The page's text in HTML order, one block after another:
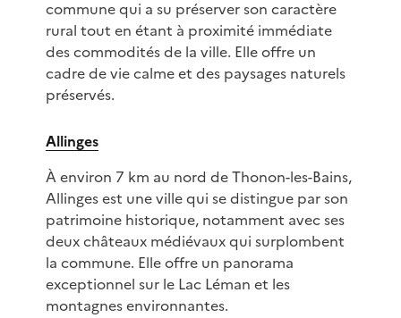
commune qui a su préserver son caractère
rural tout en étant à proximité immédiate
des commodités de la ville. Elle offre un
cadre de vie calme et des paysages naturels
préservés.
Allinges
À environ 7 km au nord de Thonon-les-Bains,
Allinges est une ville qui se distingue par son
patrimoine historique, notamment avec ses
deux châteaux médiévaux qui surplombent
la commune. Elle offre un panorama
exceptionnel sur le Lac Léman et les
montagnes environnantes.